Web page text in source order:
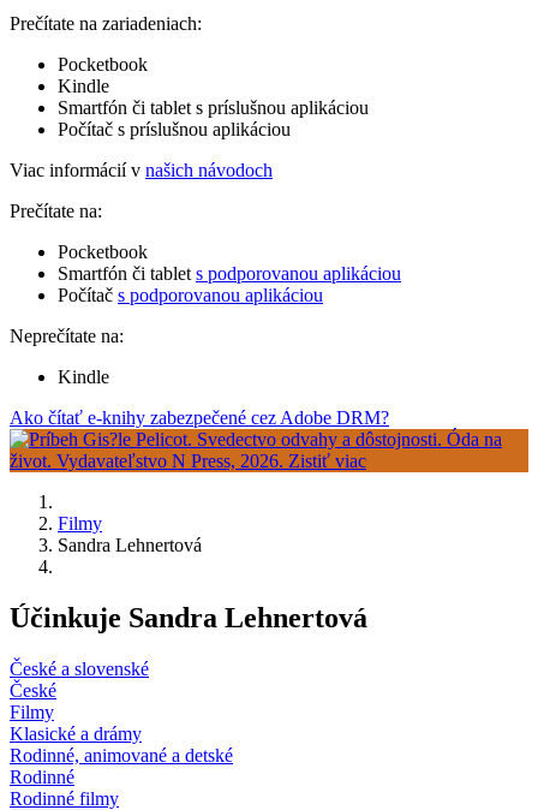
Prečítate na zariadeniach:
Pocketbook
Kindle
Smartfón či tablet s príslušnou aplikáciou
Počítač s príslušnou aplikáciou
Viac informácií v našich návodoch
Prečítate na:
Pocketbook
Smartfón či tablet s podporovanou aplikáciou
Počítač s podporovanou aplikáciou
Neprečítate na:
Kindle
Ako čítať e-knihy zabezpečené cez Adobe DRM?
Filmy
Sandra Lehnertová
Účinkuje Sandra Lehnertová
České a slovenské
České
Filmy
Klasické a drámy
Rodinné, animované a detské
Rodinné
Rodinné filmy